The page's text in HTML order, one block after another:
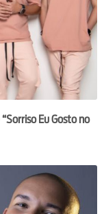
Eu Gosto no